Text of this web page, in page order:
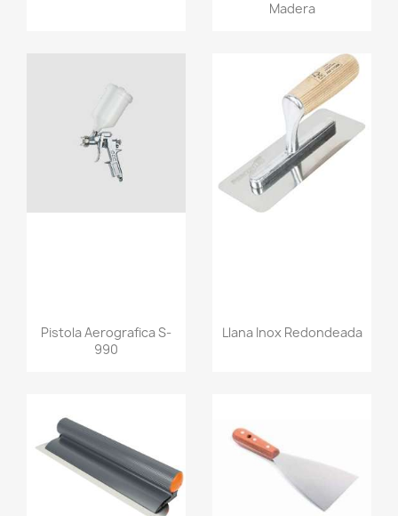
Madera
Pistola Aerografica S-
990
Llana Inox Redondeada